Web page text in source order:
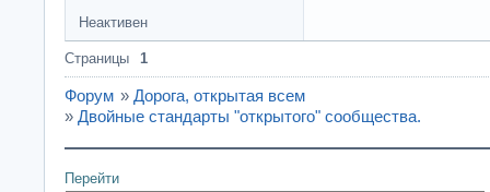
Неактивен
Страницы 1
Форум » Дорога, открытая всем
» Двойные стандарты "открытого" сообщества.
Перейти